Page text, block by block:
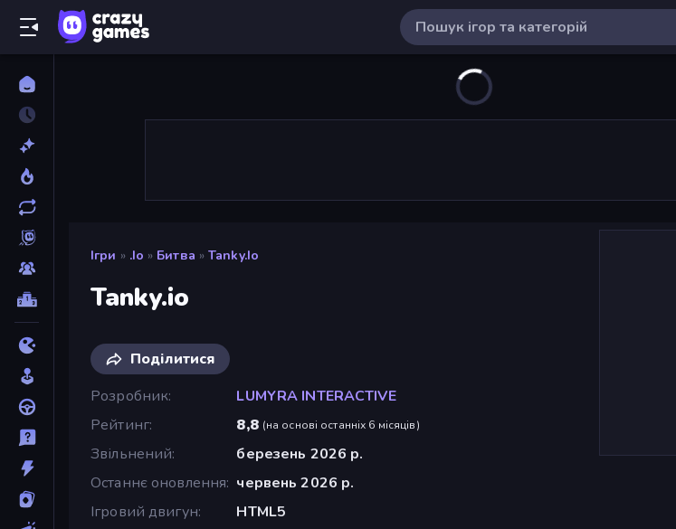
Ігри » .io » Битва » Tanky.io
Tanky.io
Поділитися
Розробник
LUMYRA INTERACTIVE
Рейтинг
8,8 (на основі останніх 6 місяців)
Звільнений
березень 2026 р.
Останнє оновлення червень 2026 р.
Ігровий двигун
HTML5